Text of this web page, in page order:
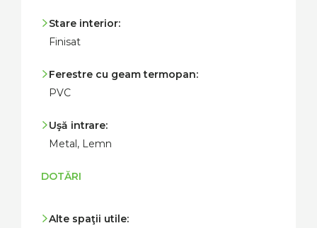
Stare interior:
Finisat
Ferestre cu geam termopan:
PVC
Uşă intrare:
Metal, Lemn
DOTĂRI
Alte spaţii utile: